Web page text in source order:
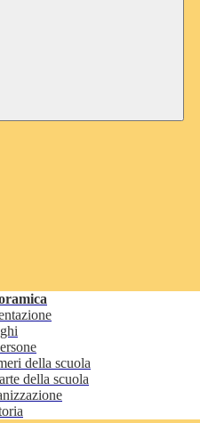
della scuola
della scuola